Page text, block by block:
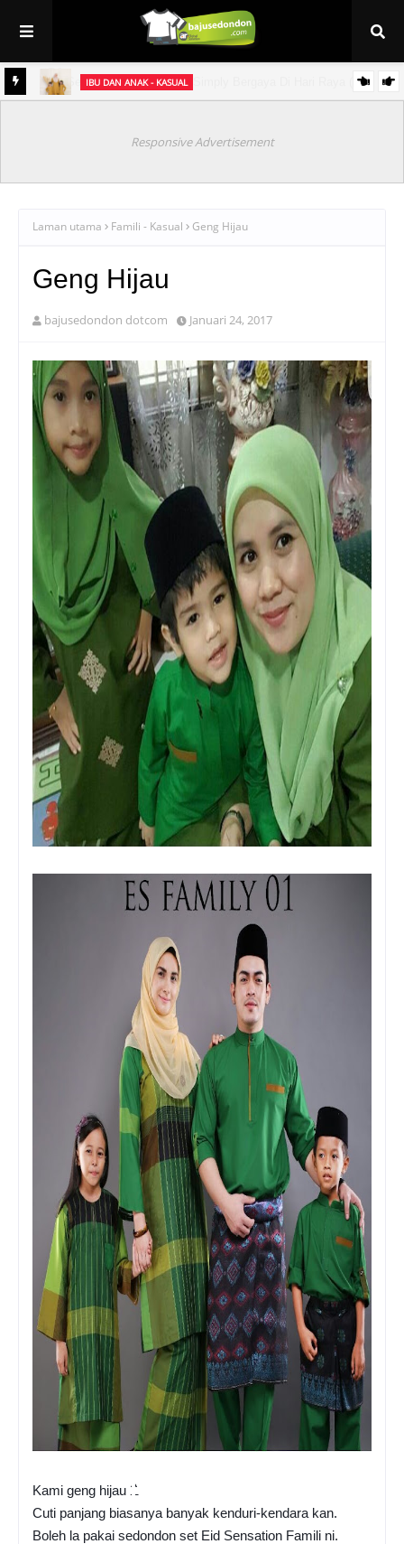
IBU DAN ANAK - KASUAL
Responsive Advertisement
Laman utama Famili - Kasual Geng Hijau
Geng Hijau
bajusedondon dotcom Januari 24, 2017
Kami geng hijau ^_^
Cuti panjang biasanya banyak kenduri-kendara kan.
Boleh la pakai sedondon set Eid Sensation Famili ni.